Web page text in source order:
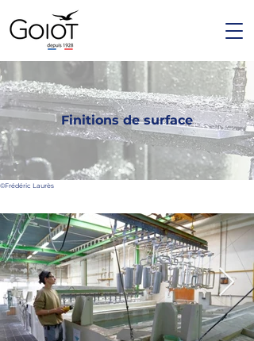
Finitions de surface
©Frédéric Laurès